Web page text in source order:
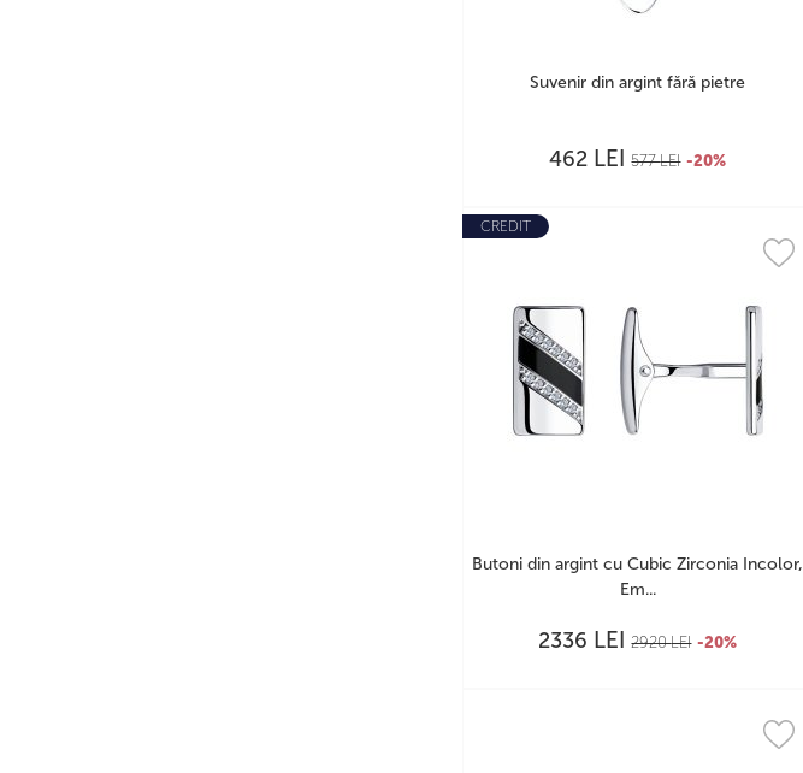
Suvenir din argint fără pietre
462 LEI 577LEI -20%
CREDIT
Butoni din argint cu Cubic Zirconia Incolor,
Em...
2336 LEI 2920LEI -20%